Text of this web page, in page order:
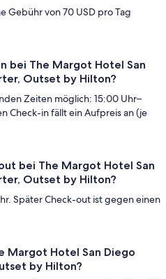
Gebühr von 70 USD pro Tag
bei The Margot Hotel San
Outset by Hilton?
Zeiten möglich: 15:00 Uhr–
Check-in fällt ein Aufpreis an (je
bei The Margot Hotel San
Outset by Hilton?
Später Check-out ist gegen einen
Margot Hotel San Diego
by Hilton?